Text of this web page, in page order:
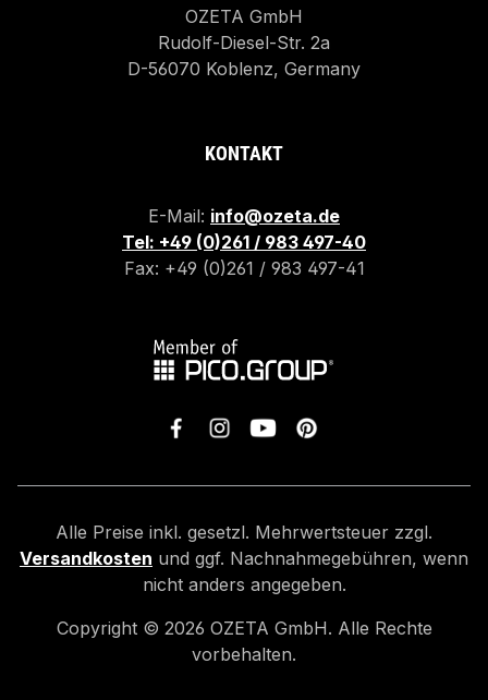
OZETA GmbH
Rudolf-Diesel-Str. 2a
D-56070 Koblenz, Germany
KONTAKT
E-Mail: info@ozeta.de
Tel: +49 (0)261 / 983 497-40
Fax: +49 (0)261 / 983 497-41
Alle Preise inkl. gesetzl. Mehrwertsteuer zzgl.
Versandkosten und ggf. Nachnahmegebühren, wenn
nicht anders angegeben.
Copyright © 2026 OZETA GmbH. Alle Rechte
vorbehalten.